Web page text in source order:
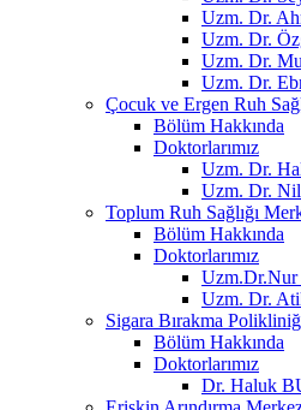
Uzm. Dr.
Uzm. Dr.
Uzm. Dr.
Uzm. Dr.
Çocuk ve Ergen Ruh
Bölüm Hakkında
Doktorlarımız
Uzm. Dr.
Uzm. Dr.
Toplum Ruh Sağlığı
Bölüm Hakkında
Doktorlarımız
Uzm. Dr.
Sigara Bırakma
Bölüm Hakkında
Doktorlarımız
Dr. Haluk